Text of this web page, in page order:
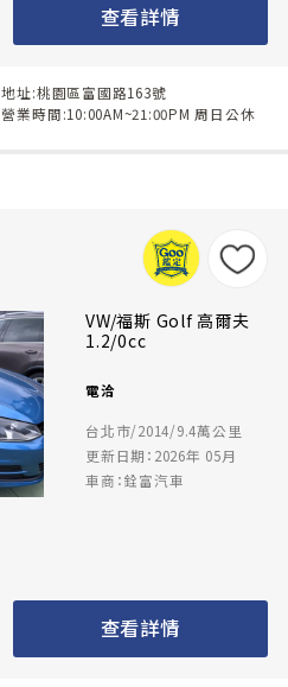
查看詳情
地址:桃園區富國路163號
營業時間:10:00AM~21:00PM 周日公休
VW/福斯 Golf 高爾夫
1.2/0cc
電洽
台北市/2014/9.4萬公里
更新日期：2026年 05月
車商：銓富汽車
查看詳情